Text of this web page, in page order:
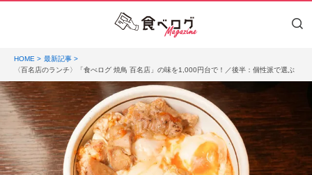
HOME
最新記事
〈百名店のランチ〉「食べログ 焼鳥 百名店」の味を1,000円台で！／後半：個性派で選ぶ